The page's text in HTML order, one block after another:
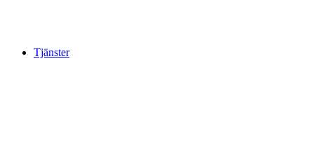
Tjänster